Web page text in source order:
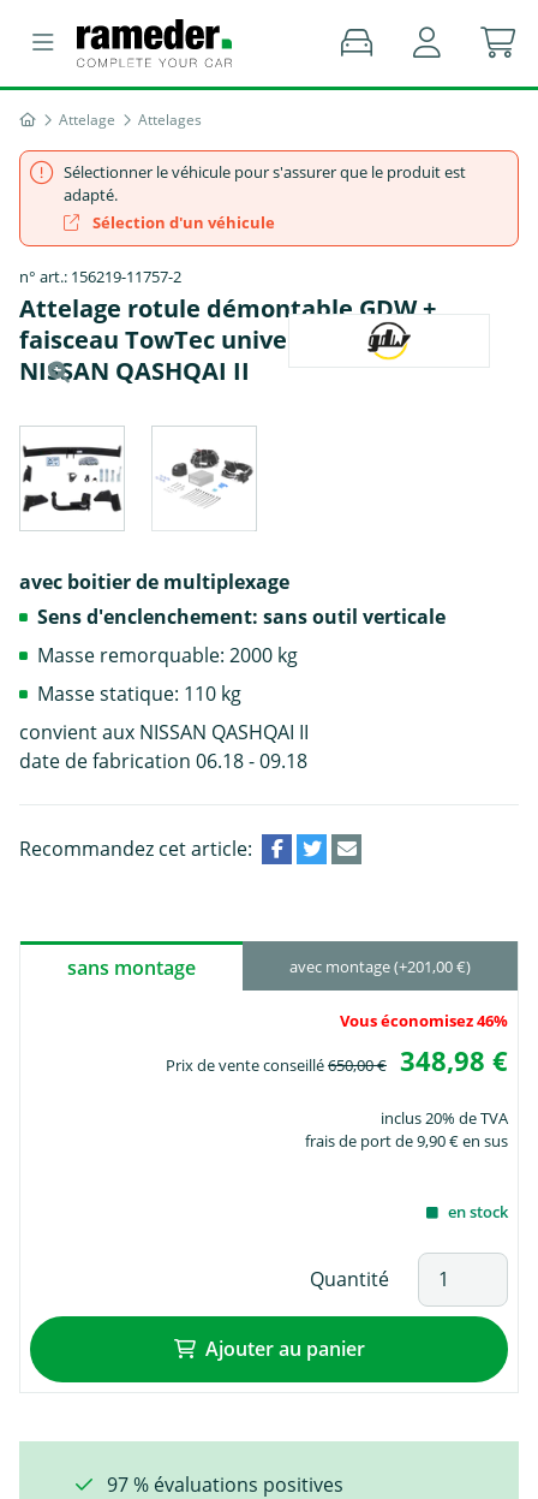
Attelage Attelages
Sélectionner le véhicule pour s'assurer que le produit est
adapté.
Sélection d'un véhicule
n° art.: 156219-11757-2
Attelage rotule démontable GDW +
faisceau TowTec universel 7 broches -
NISSAN QASHQAI II
avec boitier de multiplexage
Sens d'enclenchement: sans outil verticale
Masse remorquable: 2000 kg
Masse statique: 110 kg
convient aux NISSAN QASHQAI II
date de fabrication 06.18 - 09.18
Recommandez cet article:
sans montage avec montage (+201,00 €)
Vous économisez 46%
Prix de vente conseillé650,00 € 348,98 €
inclus 20% de TVA
frais de port de 9,90 € en sus
en stock
Quantité
Ajouter au panier
97 % évaluations positives